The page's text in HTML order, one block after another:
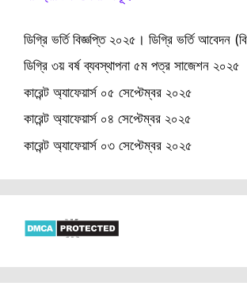
ডিগ্রি ভর্তি বিজ্ঞপ্তি ২০২৫। ডিগ্রি ভর্তি আবেদন
ডিগ্রি ৩য় বর্ষ ব্যবস্থাপনা ৫ম পত্র সাজেশন ২০২৫
কারেন্ট অ্যাফেয়ার্স ০৫ সেপ্টেম্বর ২০২৫
কারেন্ট অ্যাফেয়ার্স ০৪ সেপ্টেম্বর ২০২৫
কারেন্ট অ্যাফেয়ার্স ০৩ সেপ্টেম্বর ২০২৫